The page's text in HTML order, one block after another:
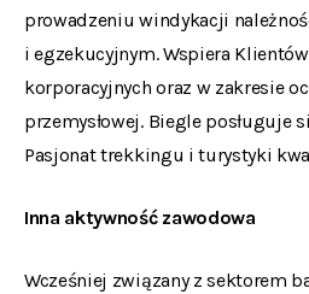
prowadzeniu windykacji
i egzekucyjnym. Wspiera
korporacyjnych oraz w zakresie
przemysłowej. Biegle posługuje
Pasjonat trekkingu i turystyki
Inna aktywność zawodowa
Wcześniej związany z sektorem